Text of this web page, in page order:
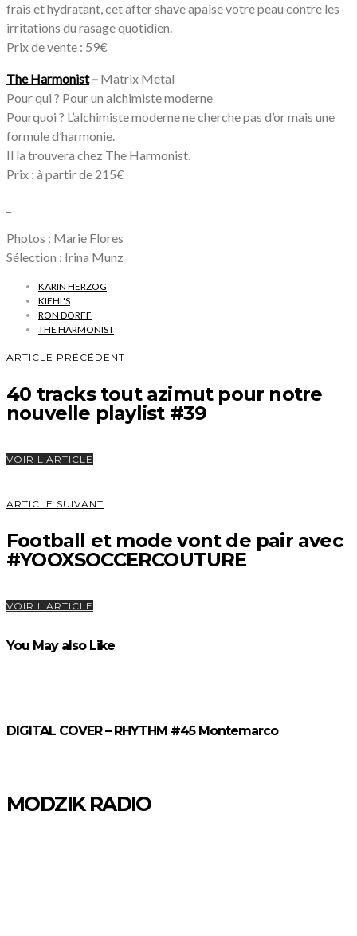
frais et hydratant, cet after shave apaise votre peau contre les
irritations du rasage quotidien.
Prix de vente : 59€
The Harmonist– Matrix Metal
Pour qui ? Pour un alchimiste moderne
Pourquoi ? L’alchimiste moderne ne cherche pas d’or mais une
formule d’harmonie.
Il la trouvera chez The Harmonist.
Prix : à partir de 215€
Photos : Marie Flores
Sélection : Irina Munz
KARIN HERZOG
KIEHL'S
RON DORFF
THE HARMONIST
ARTICLE PRÉCÉDENT
40 tracks tout azimut pour notre
nouvelle playlist #39
VOIR L'ARTICLE
ARTICLE SUIVANT
Football et mode vont de pair avec
#YOOXSOCCERCOUTURE
VOIR L'ARTICLE
You May also Like
DIGITAL COVER – RHYTHM #45 Montemarco
MODZIK RADIO